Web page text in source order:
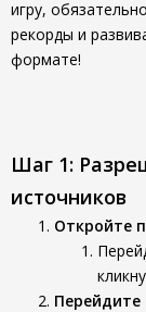
игру,
рекорды и
формате!
Шаг 1:
источников
Откройте
Перейдите